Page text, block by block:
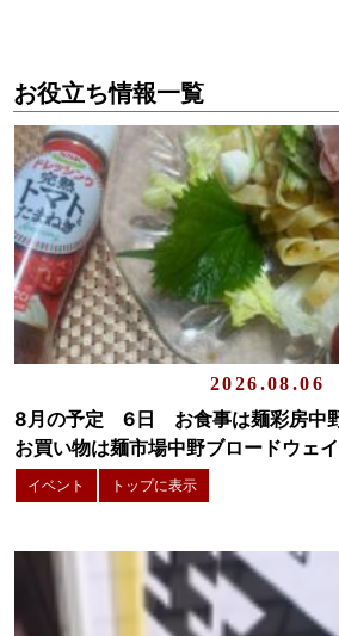
お役立ち情報一覧
2026.08.06
8月の予定 6日 お食事は麺彩房中野
お買い物は麺市場中野ブロードウェイ
イベント トップに表示